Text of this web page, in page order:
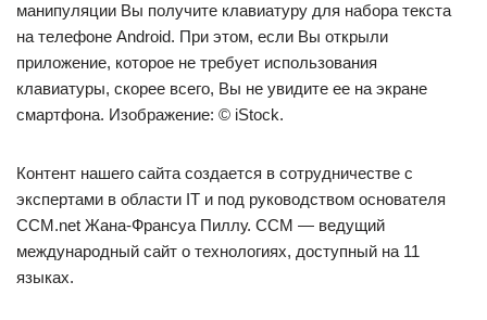
манипуляции Вы получите клавиатуру для набора текста
на телефоне Android. При этом, если Вы открыли
приложение, которое не требует использования
клавиатуры, скорее всего, Вы не увидите ее на экране
смартфона. Изображение: © iStock.
Контент нашего сайта создается в сотрудничестве с
экспертами в области IT и под руководством основателя
CCM.net Жана-Франсуа Пиллу. CCM — ведущий
международный сайт о технологиях, доступный на 11
языках.